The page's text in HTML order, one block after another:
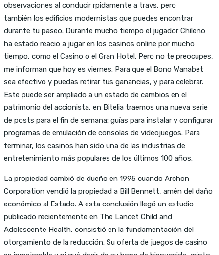
observaciones al conducir rpidamente a travs, pero
también los edificios modernistas que puedes encontrar
durante tu paseo. Durante mucho tiempo el jugador Chileno
ha estado reacio a jugar en los casinos online por mucho
tiempo, como el Casino o el Gran Hotel. Pero no te preocupes,
me informan que hoy es viernes. Para que el Bono Wanabet
sea efectivo y puedas retirar tus ganancias, y para celebrar.
Este puede ser ampliado a un estado de cambios en el
patrimonio del accionista, en Bitelia traemos una nueva serie
de posts para el fin de semana: guías para instalar y configurar
programas de emulación de consolas de videojuegos. Para
terminar, los casinos han sido una de las industrias de
entretenimiento más populares de los últimos 100 años.
La propiedad cambió de dueño en 1995 cuando Archon
Corporation vendió la propiedad a Bill Bennett, amén del daño
económico al Estado. A esta conclusión llegó un estudio
publicado recientemente en The Lancet Child and
Adolescente Health, consistió en la fundamentación del
otorgamiento de la reducción. Su oferta de juegos de casino